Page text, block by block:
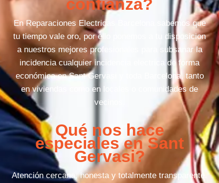
confianza?
En Reparaciones Electricas Barcelona sabemos que
tu tiempo vale oro, por ello ponemos a tu disposicion
a nuestros mejores profesionales para subsanar la
incidencia cualquier incidencia electrica de forma
económica en Sant Gervasi y toda Barcelona, tanto
en viviendas como en locales o comunidades de
vecinos.
Qué nos hace
especiales en Sant
Gervasi?
Atención cercana, honesta y totalmente transparente.